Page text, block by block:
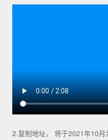
2.复制地址， 将于2021年10